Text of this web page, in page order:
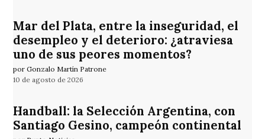
Mar del Plata, entre la inseguridad, el
desempleo y el deterioro: ¿atraviesa
uno de sus peores momentos?
por Gonzalo Martín Patrone
10 de agosto de 2026
Handball: la Selección Argentina, con
Santiago Gesino, campeón continental